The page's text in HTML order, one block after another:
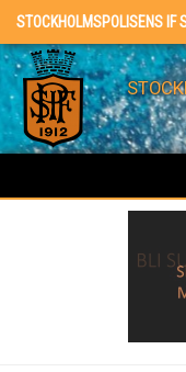
STOCKHOLMSPOLISENS IF